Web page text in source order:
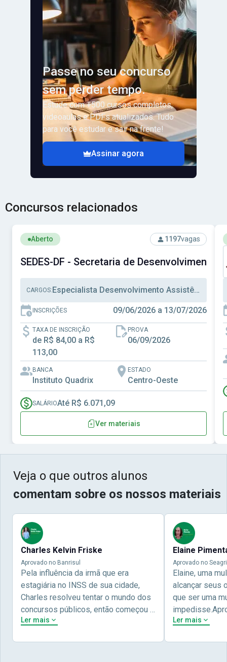
Passe no seu concurso
sem perder tempo.
Estude com +500 cursos completos,
videoaulas e PDFs atualizados. Tudo
para você estudar e sair na frente!
Assinar agora
Concursos relacionados
Ver concurso: SEDES-DF - Secretaria de
Aberto 1197vagas
SEDES-DF - Secretaria de Desenvolvimento
CARGOS: Especialista Desenvolvimento Assistência Social, Técnico Desenvolvimento Assistência Social, Técnico Administrativo
INSCRIÇÕES 09/06/2026 a 13/07/2026
TAXA DE INSCRIÇÃO
de R$ 84,00 a R$
113,00
PROVA
06/09/2026
BANCA
Instituto Quadrix
ESTADO
Centro-Oeste
SALÁRIOAté R$ 6.071,09
Ver materiais
Veja o que outros alunos
comentam sobre os nossos materiais
Charles Kelvin Friske
Aprovado no Banrisul
Pela influência da irmã que era
estagiária no INSS de sua cidade,
Charles resolveu tentar o mundo dos
concursos públicos, então começou a
estudar com contéudo gratuito que a
Ler mais
Elaine
Aprovado no
Elaine, uma
alcançar seus
que ser uma
concursos
Ler mais